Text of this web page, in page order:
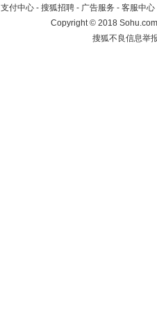
支付中心 - 搜狐招聘 - 广告服务 - 客服中心
Copyright©2018
搜狐不良信息举